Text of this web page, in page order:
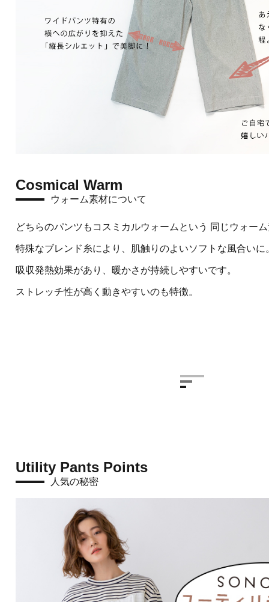
Cosmical Warm
ウォーム素材について
どちらのパンツもコスミカルウォームという 同じウォー
特殊なブレンド糸により、肌触りのよいソフトな風合いに
吸収発熱効果があり、暖かさが持続しやすいです。
ストレッチ性が高く動きやすいのも特徴。
Utility Pants Points
人気の秘密